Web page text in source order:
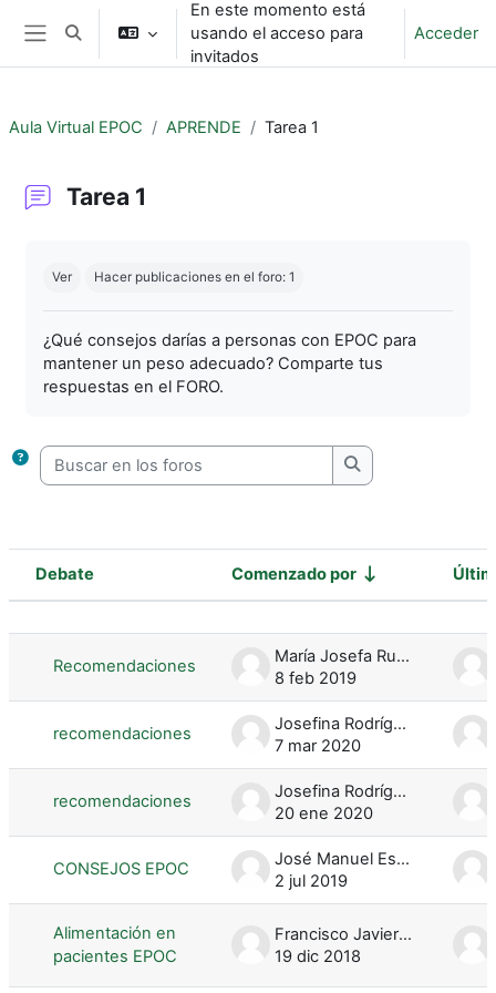
Salta al contenido principal
Panel lateral
Selector de búsqueda de entrada
En este momento está
usando el acceso para
invitados
Acceder
Aula Virtual EPOC APRENDE Tarea 1
Tarea 1
Ver Hacer publicaciones en el foro: 1
¿Qué consejos darías a personas con EPOC para
mantener un peso adecuado? Comparte tus
respuestas en el FORO.
Buscar en los foros
Buscar en los
Estado
Debate Comenzado por
Recomendaciones
María Josefa Rubio Hernández
8 feb 2019
recomendaciones
Josefina Rodríguez Magan
7 mar 2020
recomendaciones
Josefina Rodríguez Magan
20 ene 2020
CONSEJOS EPOC
José Manuel Escobar Palacios
2 jul 2019
Alimentación en
pacientes EPOC
Francisco Javier Torres Gómez
19 dic 2018